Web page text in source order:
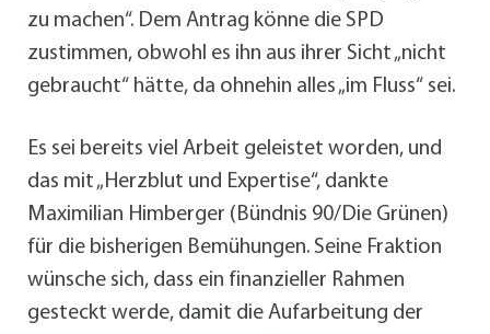
zu machen“. Dem Antrag könne die SPD
zustimmen, obwohl es ihn aus ihrer Sicht „nicht
gebraucht“ hätte, da ohnehin alles „im Fluss“ sei.
Es sei bereits viel Arbeit geleistet worden, und
das mit „Herzblut und Expertise“, dankte
Maximilian Himberger (Bündnis 90/Die Grünen)
für die bisherigen Bemühungen. Seine Fraktion
wünsche sich, dass ein finanzieller Rahmen
gesteckt werde, damit die Aufarbeitung der